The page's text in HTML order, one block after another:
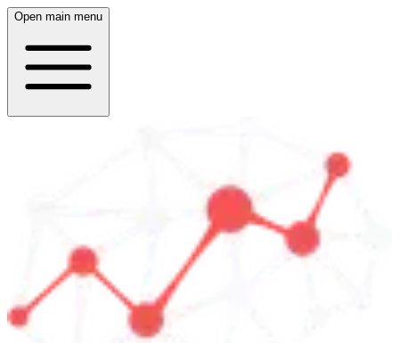
Open main menu